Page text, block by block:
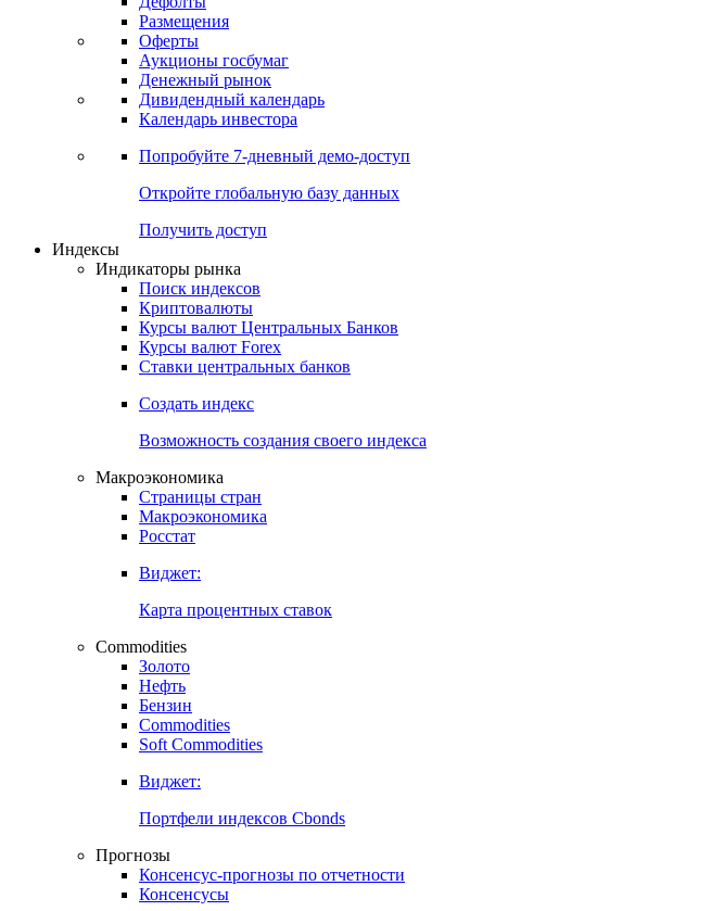
Получить доступ
Календарь
Календарь событий
Дефолты
Размещения
Оферты
Аукционы госбумаг
Денежный рынок
Дивидендный календарь
Календарь инвестора
Попробуйте7-дневный
Получить доступ
Индикаторы рынка
Поиск индексов
Криптовалюты
Курсы валют Центральных Банков
Курсы валют Forex
Ставки центральных банков
Создать индекс
Возможность создания своего индекса
Макроэкономика
Страницы стран
Макроэкономика
Росстат
Виджет:
Карта процентных ставок
Commodities
Золото
Нефть
Бензин
Commodities
Soft Commodities
Виджет:
Портфели индексов Cbonds